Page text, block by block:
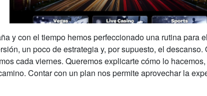
y con el tiempo hemos perfeccionado una rutina para
un poco de estrategia y, por supuesto, el
cada viernes. Queremos explicarte cómo lo
Contar con un plan nos permite aprovechar la